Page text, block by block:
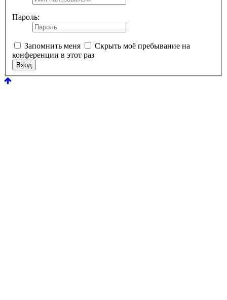
Пароль:
Запомнить меня
Скрыть моё пребывание на
конференции в этот раз